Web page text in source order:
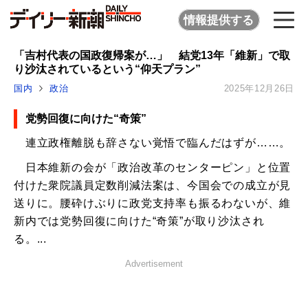
情報提供する
「吉村代表の国政復帰案が…」 結党13年「維新」で取
り沙汰されているという“仰天プラン”
国内 政治 2025年12月26日
党勢回復に向けた“奇策”
連立政権離脱も辞さない覚悟で臨んだはずが……。
日本維新の会が「政治改革のセンターピン」と位置
付けた衆院議員定数削減法案は、今国会での成立が見
送りに。腰砕けぶりに政党支持率も振るわないが、維
新内では党勢回復に向けた“奇策”が取り沙汰され
る。...
Advertisement